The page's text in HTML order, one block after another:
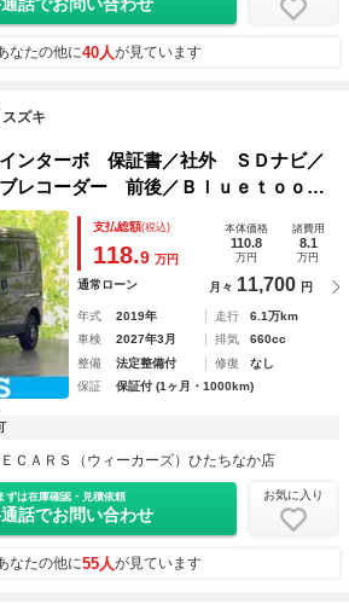
話でお問い合わせ
なたの他に40人が見ています
スズキ
ンターボ 保証書／社外 ＳＤナビ／
レコーダー 前後／Ｂｌｕｅｔｏｏｔ
付ＡＢＳ／バックモニター／フルセグ
禁煙車／エアバッグ 運転席
支払総額(税込)
118.9 万円
本体価格
110.8
万円
諸費用
8.1
万円
通常ローン 月々 11,700 円
年式 2019年 走行
6.1万km
車検
2027年3月 排気
660cc
整備
法定整備付 修復
なし
保証
保証付 (1ヶ月・1000km)
ＣＡＲＳ（ウィーカーズ）ひたちなか店
ずは在庫確認・見積依頼
話でお問い合わせ
お気に入り
なたの他に55人が見ています